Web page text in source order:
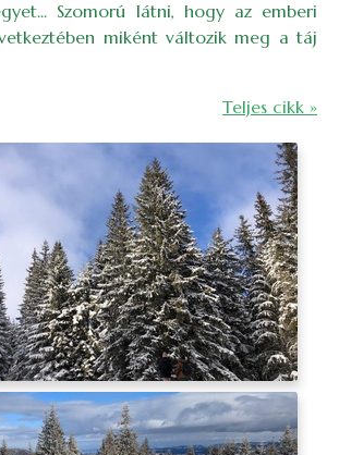
Szomorú látni, hogy az emberi
miként változik meg a táj
Teljes cikk »